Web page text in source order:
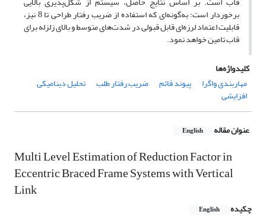
برخوردار است؛ به‌گونه‌ای که استفاده از ضریب رفتار طراحی تا 8 نیز،
قابلیت اعتماد لرزه‌ای قابل قبولی در شدت‌های متوسط و بالای زلزله برای
قاب تامین خواهد نمود.
کلیدواژه‌ها
مهاربندی واگرا
پیوند قائم ضریب رفتار طلب تحلیل دینامیکی
افزایشی
عنوان مقاله English
Multi Level Estimation of Reduction Factor in
Eccentric Braced Frame Systems with Vertical
Link
چکیده English